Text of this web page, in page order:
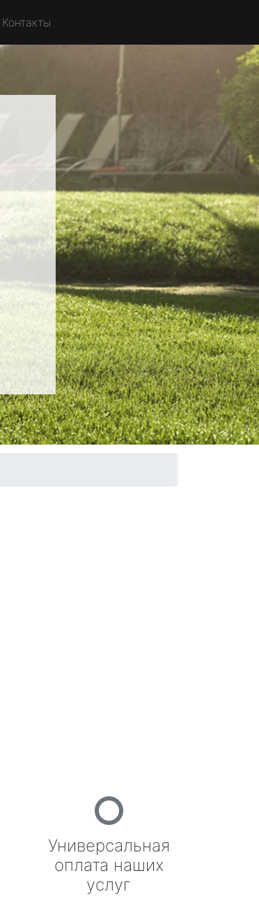
Контакты
Универсальная
оплата наших
услуг